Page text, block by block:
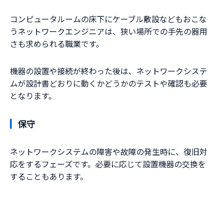
コンピュータルームの床下にケーブル敷設などもおこな
うネットワークエンジニアは、狭い場所での手先の器用
さも求められる職業です。
機器の設置や接続が終わった後は、ネットワークシステ
ムが設計書どおりに動くかどうかのテストや確認も必要
となります。
保守
ネットワークシステムの障害や故障の発生時に、復旧対
応をするフェーズです。必要に応じて設置機器の交換を
することもあります。